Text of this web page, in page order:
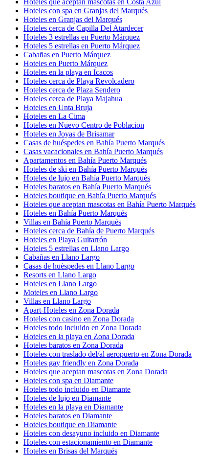
Hoteles que aceptan mascotas en Costa Azul
Hoteles con spa en Granjas del Marqués
Hoteles en Granjas del Marqués
Hoteles cerca de Capilla Del Atardecer
Hoteles 3 estrellas en Puerto Márquez
Hoteles 5 estrellas en Puerto Márquez
Cabañas en Puerto Márquez
Hoteles en Puerto Márquez
Hoteles en la playa en Icacos
Hoteles cerca de Playa Revolcadero
Hoteles cerca de Plaza Sendero
Hoteles cerca de Playa Majahua
Hoteles en Unta Bruja
Hoteles en La Cima
Hoteles en Nuevo Centro de Poblacion
Hoteles en Joyas de Brisamar
Casas de huéspedes en Bahía Puerto Marqués
Casas vacacionales en Bahía Puerto Marqués
Apartamentos en Bahía Puerto Marqués
Hoteles de ski en Bahía Puerto Marqués
Hoteles de lujo en Bahía Puerto Marqués
Hoteles baratos en Bahía Puerto Marqués
Hoteles boutique en Bahía Puerto Marqués
Hoteles que aceptan mascotas en Bahía Puerto Marqués
Hoteles en Bahía Puerto Marqués
Villas en Bahía Puerto Marqués
Hoteles cerca de Bahía de Puerto Marqués
Hoteles en Playa Guitarrón
Hoteles 5 estrellas en Llano Largo
Cabañas en Llano Largo
Casas de huéspedes en Llano Largo
Resorts en Llano Largo
Hoteles en Llano Largo
Moteles en Llano Largo
Villas en Llano Largo
Apart-Hoteles en Zona Dorada
Hoteles con casino en Zona Dorada
Hoteles todo incluido en Zona Dorada
Hoteles en la playa en Zona Dorada
Hoteles baratos en Zona Dorada
Hoteles con traslado del/al aeropuerto en Zona Dorada
Hoteles gay friendly en Zona Dorada
Hoteles que aceptan mascotas en Zona Dorada
Hoteles con spa en Diamante
Hoteles todo incluido en Diamante
Hoteles de lujo en Diamante
Hoteles en la playa en Diamante
Hoteles baratos en Diamante
Hoteles boutique en Diamante
Hoteles con desayuno incluido en Diamante
Hoteles con estacionamiento en Diamante
Hoteles en Brisas del Marqués